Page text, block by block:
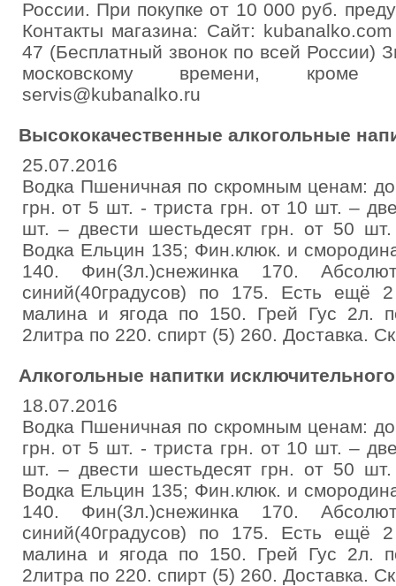
России. При покупке от 10 000 руб.
Контакты магазина: Сайт:
47 (Бесплатный звонок по всей России)
московскому времени, кроме
servis@kubanalko.ru
Высококачественные алкогольные
25.07.2016
Водка Пшеничная по скромным ценам: до
грн. от 5 шт. - триста грн. от 10 шт. –
шт. – двести шестьдесят грн. от 50 шт.
Водка Ельцин 135; Фин.клюк. и
140. Фин(3л.)снежинка 170.
синий(40градусов) по 175. Есть ещё
малина и ягода по 150. Грей Гус 2л.
2литра по 220. спирт (5) 260. Доставка.
Алкогольные напитки исключительного
18.07.2016
Водка Пшеничная по скромным ценам: до
грн. от 5 шт. - триста грн. от 10 шт. –
шт. – двести шестьдесят грн. от 50 шт.
Водка Ельцин 135; Фин.клюк. и
140. Фин(3л.)снежинка 170.
синий(40градусов) по 175. Есть ещё
малина и ягода по 150. Грей Гус 2л.
2литра по 220. спирт (5) 260. Доставка.